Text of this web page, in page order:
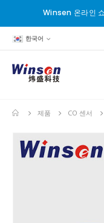
Winsen 온라인
한국어
제품 CO 센서